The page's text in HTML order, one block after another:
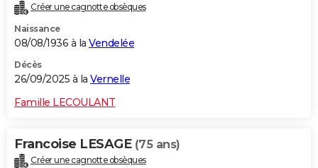
Créer une cagnotte obsèques
Naissance
08/08/1936 à la Vendelée
Décès
26/09/2025 à la Vernelle
Famille LECOULANT
Francoise LESAGE (75 ans)
Créer une cagnotte obsèques